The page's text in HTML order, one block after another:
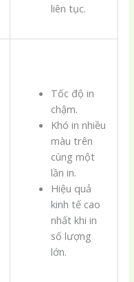
liên tục.
Tốc độ in
chậm.
Khó in nhiều
màu trên
cùng một
lần in.
Hiệu quả
kinh tế cao
nhất khi in
số lượng
lớn.